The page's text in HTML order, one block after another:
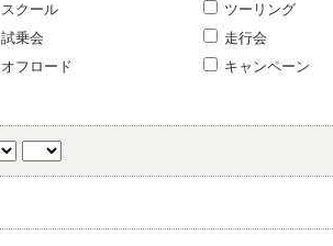
スクール
ツーリング
試乗会
走行会
オフロード
キャンペーン